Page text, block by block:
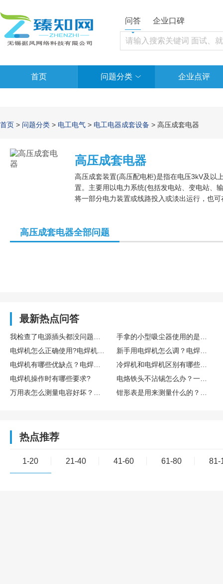
问答 企业口碑
首页 问题分类 企业点评
首页 > 问题分类 > 电工电气 > 电工电器成套设备 > 高压成套电器
高压成套电器
高压成套装置(高压配电柜)是指在电压3kV及以
置。主要用以电力系统(包括发电站、变电站、
将一部分电力装置或线路投入或淡出运行，也
高压成套电器全部问题
最新热点问答
电焊机操作时有哪些要求?
热点推荐
1-20 21-40 41-60 61-80 81-